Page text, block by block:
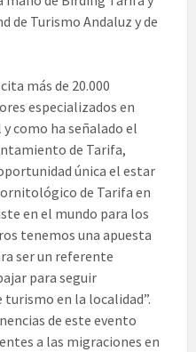
de Turismo Andaluz y de
más de 20.000
especializados en
como ha señalado el
de Tarifa,
única el estar
de Tarifa en
en el mundo para los
tenemos una apuesta
ser un referente
para seguir
en la localidad”.
de este evento
a las migraciones en